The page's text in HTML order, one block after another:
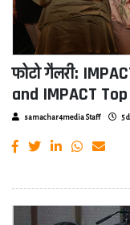
फोटो गैलरी:
and IMPACT
samachar4media Staff 5